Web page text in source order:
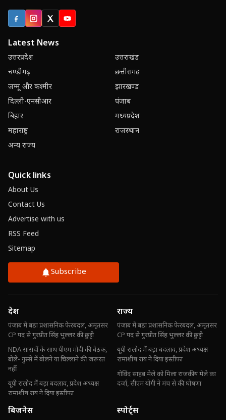
FacebookInstagram
X (Twitter)
YouTube
Latest News
उत्तरप्रदेश
उत्तराखंड
चण्डीगढ़
छत्तीसगढ़
जम्मू और कश्मीर
झारखण्ड
दिल्ली-एनसीआर
पंजाब
बिहार
मध्यप्रदेश
महाराष्ट्र
राजस्थान
अन्य राज्य
Quick links
About Us
Contact Us
Advertise with us
RSS Feed
Sitemap
Subscribe
देश
पंजाब में बड़ा प्रशासनिक फेरबदल, अमृतसर
CP पद से गुरप्रीत सिंह भुल्लर की छुट्टी
NDA सांसदों के साथ पीएम मोदी की बैठक,
बोले- गुस्से में बोलने या चिल्लाने की जरूरत
नहीं
यूपी रालोद में बड़ा बदलाव, प्रदेश अध्यक्ष
रामाशीष राय ने दिया इस्तीफा
राज्य
पंजाब में बड़ा प्रशासनिक फेरबदल, अमृतसर
CP पद से गुरप्रीत सिंह भुल्लर की छुट्टी
यूपी रालोद में बड़ा बदलाव, प्रदेश अध्यक्ष
रामाशीष राय ने दिया इस्तीफा
गोविंद साहब मेले को मिला राजकीय मेले का
दर्जा, सीएम योगी ने मंच से की घोषणा
बिजनेस स्पोर्ट्स